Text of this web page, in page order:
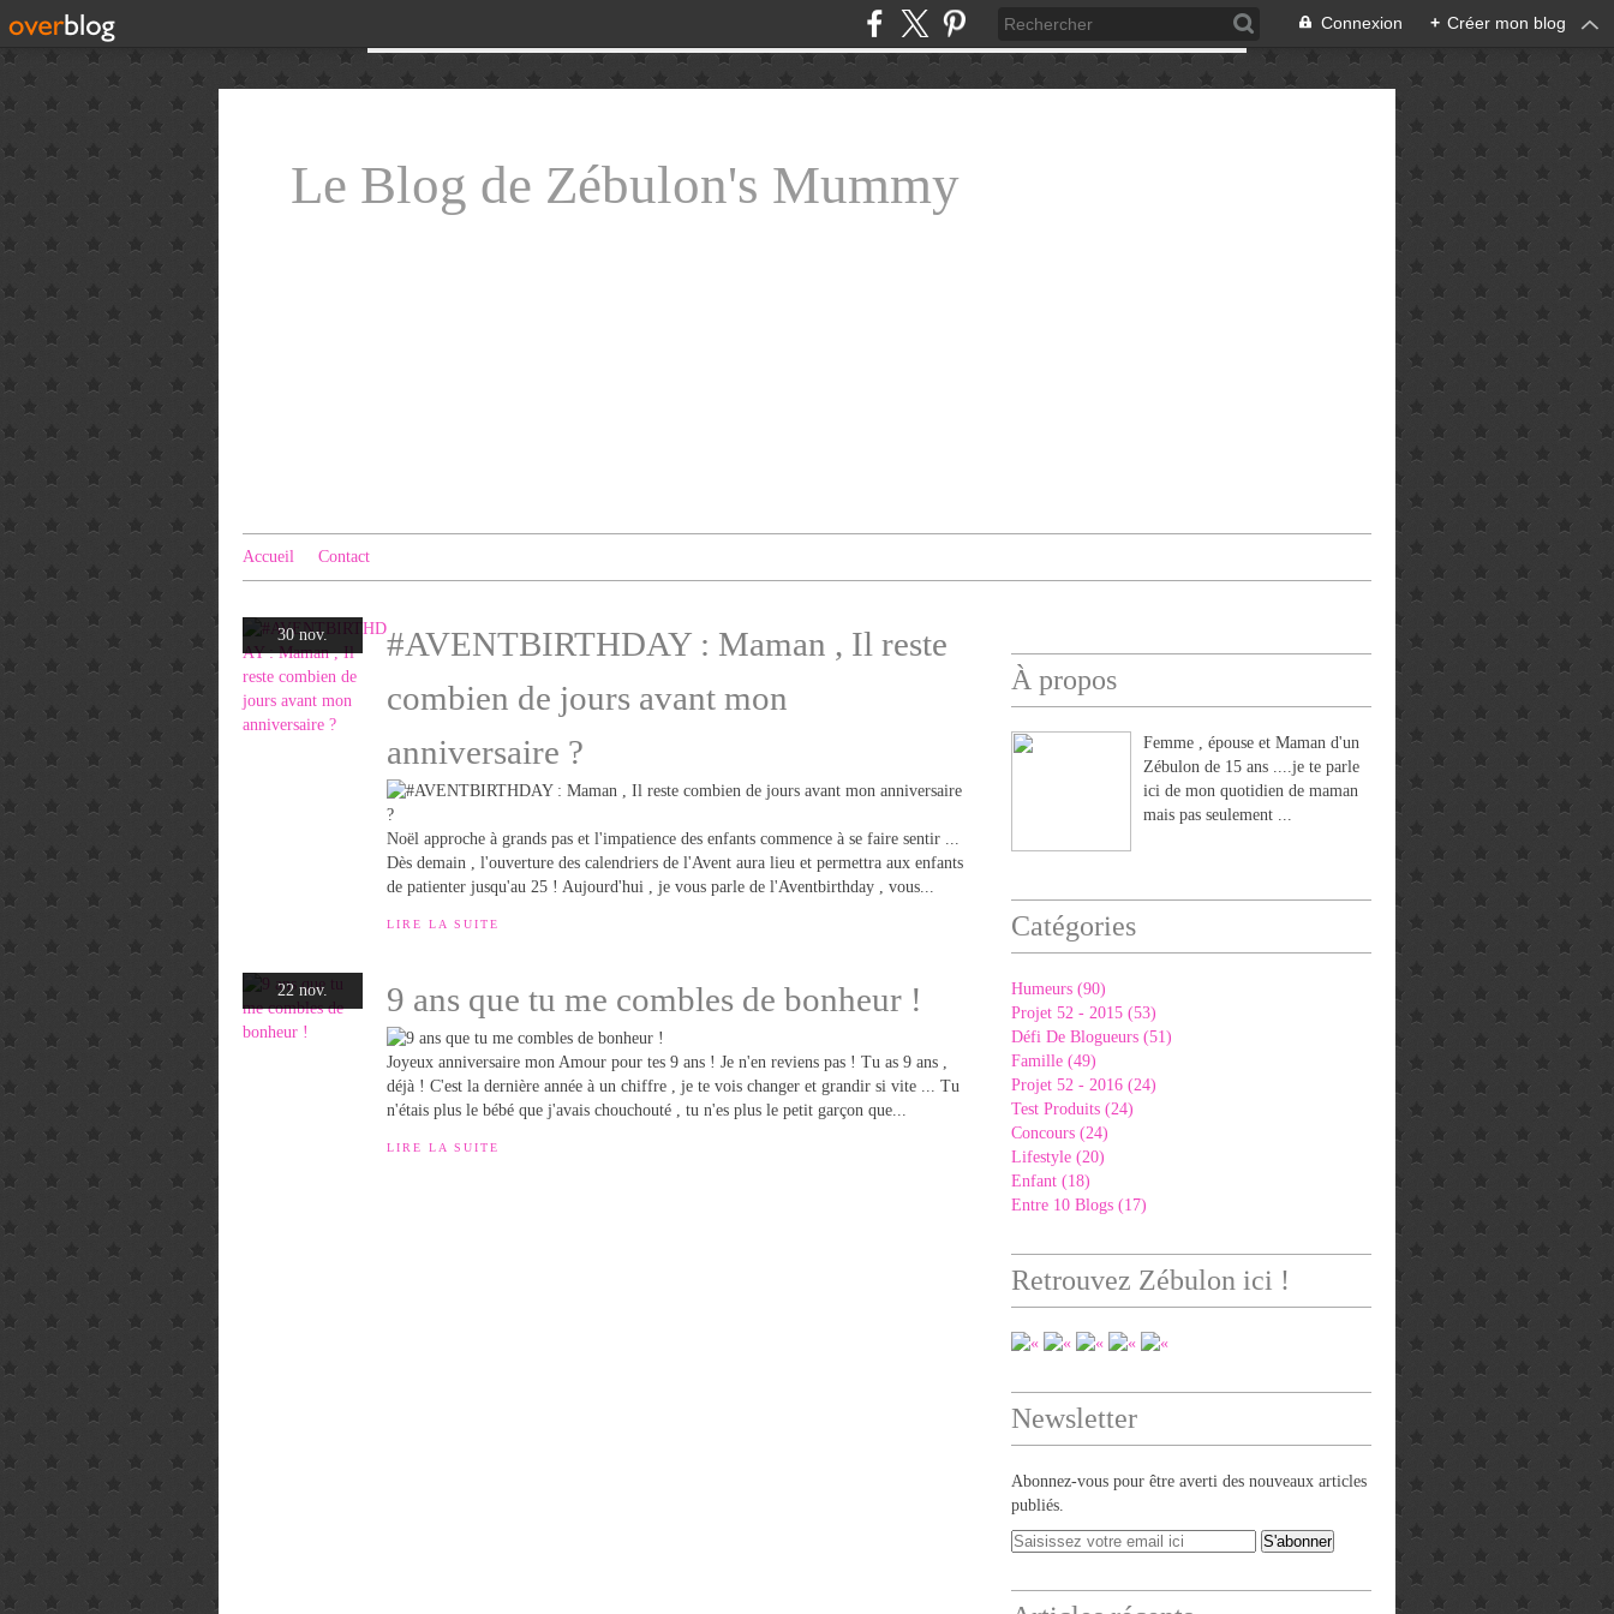
Connexion + Créer mon blog
Le Blog de Zébulon's Mummy
Accueil Contact
30 nov.
#AVENTBIRTHDAY : Maman , Il reste
combien de jours avant mon
anniversaire ?
Noël approche à grands pas et l'impatience des enfants commence à se faire sentir ...
Dès demain , l'ouverture des calendriers de l'Avent aura lieu et permettra aux enfants
de patienter jusqu'au 25 ! Aujourd'hui , je vous parle de l'Aventbirthday , vous...
LIRE LA SUITE
22 nov. 9 ans que tu me combles de bonheur !
Joyeux anniversaire mon Amour pour tes 9 ans ! Je n'en reviens pas ! Tu as 9 ans ,
déjà ! C'est la dernière année à un chiffre , je te vois changer et grandir si vite ... Tu
n'étais plus le bébé que j'avais chouchouté , tu n'es plus le petit garçon que...
LIRE LA SUITE
À propos
Femme , épouse et Maman d'un
Zébulon de 15 ans ....je te parle
ici de mon quotidien de maman
mais pas seulement ...
Catégories
Humeurs (90)
Projet 52 - 2015 (53)
Défi De Blogueurs (51)
Famille (49)
Projet 52 - 2016 (24)
Test Produits (24)
Concours (24)
Lifestyle (20)
Enfant (18)
Entre 10 Blogs (17)
Retrouvez Zébulon ici !
Newsletter
Abonnez-vous pour être averti des nouveaux articles
publiés.